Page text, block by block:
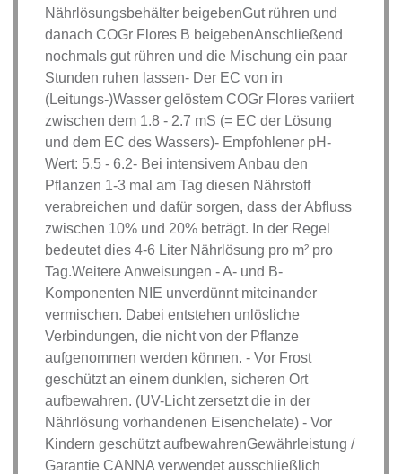
Nährlösungsbehälter beigebenGut rühren und
danach COGr Flores B beigebenAnschließend
nochmals gut rühren und die Mischung ein paar
Stunden ruhen lassen- Der EC von in
(Leitungs-)Wasser gelöstem COGr Flores variiert
zwischen dem 1.8 - 2.7 mS (= EC der Lösung
und dem EC des Wassers)- Empfohlener pH-
Wert: 5.5 - 6.2- Bei intensivem Anbau den
Pflanzen 1-3 mal am Tag diesen Nährstoff
verabreichen und dafür sorgen, dass der Abfluss
zwischen 10% und 20% beträgt. In der Regel
bedeutet dies 4-6 Liter Nährlösung pro m² pro
Tag.Weitere Anweisungen - A- und B-
Komponenten NIE unverdünnt miteinander
vermischen. Dabei entstehen unlösliche
Verbindungen, die nicht von der Pflanze
aufgenommen werden können. - Vor Frost
geschützt an einem dunklen, sicheren Ort
aufbewahren. (UV-Licht zersetzt die in der
Nährlösung vorhandenen Eisenchelate) - Vor
Kindern geschützt aufbewahrenGewährleistung /
Garantie CANNA verwendet ausschließlich